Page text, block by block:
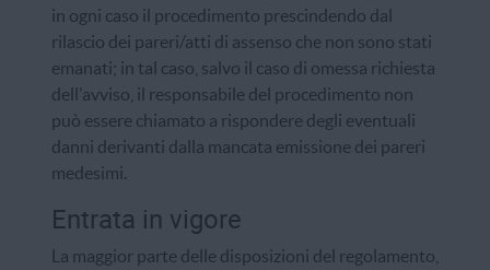
in ogni caso il procedimento prescindendo dal
rilascio dei pareri/atti di assenso che non sono stati
emanati; in tal caso, salvo il caso di omessa richiesta
dell'avviso, il responsabile del procedimento non
può essere chiamato a rispondere degli eventuali
danni derivanti dalla mancata emissione dei pareri
medesimi.
Entrata in vigore
La maggior parte delle disposizioni del regolamento,